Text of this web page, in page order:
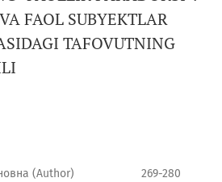
FAOL SUBYEKTLAR
TAFOVUTNING
(Author) 269-280